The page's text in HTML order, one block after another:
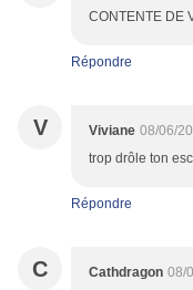
CONTENTE DE
Répondre
V Viviane 08/06/
trop drôle ton
Répondre
C Cathdragon 08/